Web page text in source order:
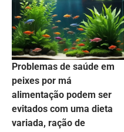
Problemas de saúde em
peixes por má
alimentação podem ser
evitados com uma dieta
variada, ração de